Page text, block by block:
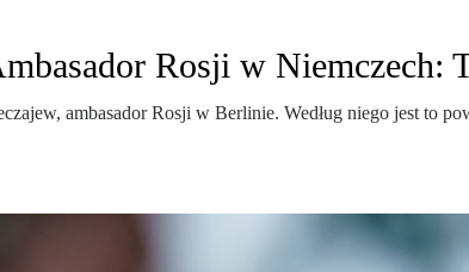
Rosji w Niemczech:
ambasador Rosji w Berlinie. Według niego jest to